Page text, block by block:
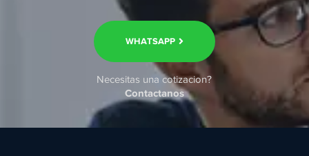
WHATSAPP
Necesitas una cotizacion?
Contactanos